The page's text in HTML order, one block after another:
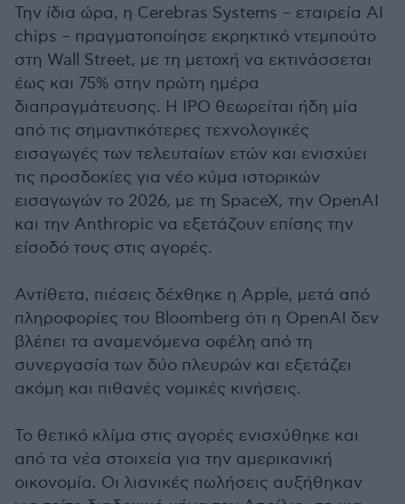
Την ίδια ώρα, η Cerebras Systems – εταιρεία AI
chips – πραγματοποίησε εκρηκτικό ντεμπούτο
στη Wall Street, με τη μετοχή να εκτινάσσεται
έως και 75% στην πρώτη ημέρα
διαπραγμάτευσης. Η IPO θεωρείται ήδη μία
από τις σημαντικότερες τεχνολογικές
εισαγωγές των τελευταίων ετών και ενισχύει
τις προσδοκίες για νέο κύμα ιστορικών
εισαγωγών το 2026, με τη SpaceX, την OpenAI
και την Anthropic να εξετάζουν επίσης την
είσοδό τους στις αγορές.
Αντίθετα, πιέσεις δέχθηκε η Apple, μετά από
πληροφορίες του Bloomberg ότι η OpenAI δεν
βλέπει τα αναμενόμενα οφέλη από τη
συνεργασία των δύο πλευρών και εξετάζει
ακόμη και πιθανές νομικές κινήσεις.
Το θετικό κλίμα στις αγορές ενισχύθηκε και
από τα νέα στοιχεία για την αμερικανική
οικονομία. Οι λιανικές πωλήσεις αυξήθηκαν